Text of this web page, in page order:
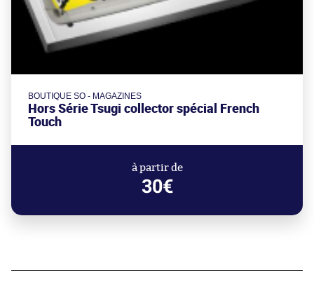
BOUTIQUE SO - MAGAZINES
Hors Série Tsugi collector spécial French
Touch
à partir de
30€